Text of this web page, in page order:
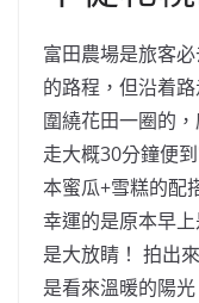
富田農場是旅客
的路程，但沿着
圍繞花田一圈的
走大概30分鐘便
本蜜瓜+雪糕的配
幸運的是原本早
是大放睛！ 拍出
是看來溫暖的陽